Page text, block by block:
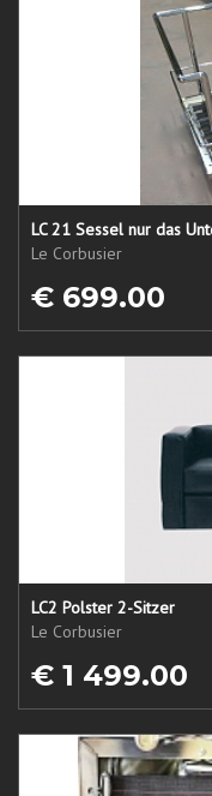
LC 21 Sessel nur das
Le Corbusier
€ 699.00
LC2 Polster 2-Sitzer
Le Corbusier
€ 1 499.00